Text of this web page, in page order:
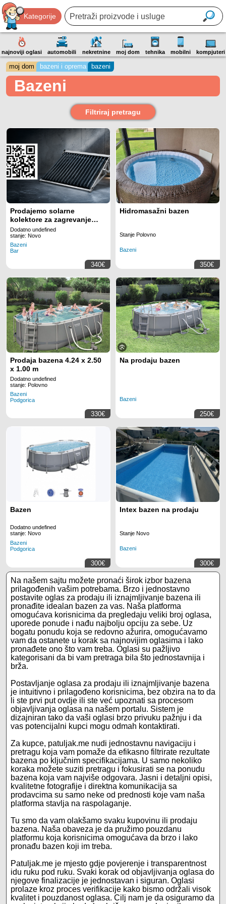
Kategorije
najnoviji oglasi automobili nekretnine moj dom tehnika mobilni kompjuteri
moj dom bazeni i oprema bazeni
Bazeni
Filtriraj pretragu
Prodajemo solarne
kolektore za zagrevanje
bazena 340 u Srbiji i Crnoj
Gori. POPUSTI I AKCIJE.
Dodatno undefined
stanje: Novo
Bazeni
Bar
340€
Hidromasažni bazen
Stanje Polovno
Bazeni
350€
Prodaja bazena 4.24 x 2.50
x 1.00 m
Dodatno undefined
stanje: Polovno
Bazeni
Podgorica
330€
Na prodaju bazen
Bazeni
250€
Bazen
Dodatno undefined
stanje: Novo
Bazeni
Podgorica
300€
Intex bazen na prodaju
Stanje Novo
Bazeni
300€
Na našem sajtu možete pronaći širok izbor bazena
prilagođenih vašim potrebama. Brzo i jednostavno
postavite oglas za prodaju ili iznajmljivanje bazena ili
pronađite idealan bazen za vas. Naša platforma
omogućava korisnicima da pregledaju veliki broj oglasa,
uporede ponude i nađu najbolju opciju za sebe. Uz
bogatu ponudu koja se redovno ažurira, omogućavamo
vam da ostanete u korak sa najnovijim oglasima i lako
pronađete ono što vam treba. Oglasi su pažljivo
kategorisani da bi vam pretraga bila što jednostavnija i
brža.
Postavljanje oglasa za prodaju ili iznajmljivanje bazena
je intuitivno i prilagođeno korisnicima, bez obzira na to da
li ste prvi put ovdje ili ste već upoznati sa procesom
objavljivanja oglasa na našem portalu. Sistem je
dizajniran tako da vaši oglasi brzo privuku pažnju i da
vas potencijalni kupci mogu odmah kontaktirati.
Za kupce, patuljak.me nudi jednostavnu navigaciju i
pretragu koja vam pomaže da efikasno filtrirate rezultate
bazena po ključnim specifikacijama. U samo nekoliko
koraka možete suziti pretragu i fokusirati se na ponudu
bazena koja vam najviše odgovara. Jasni i detaljni opisi,
kvalitetne fotografije i direktna komunikacija sa
prodavcima su samo neke od prednosti koje vam naša
platforma stavlja na raspolaganje.
Tu smo da vam olakšamo svaku kupovinu ili prodaju
bazena. Naša obaveza je da pružimo pouzdanu
platformu koja korisnicima omogućava da brzo i lako
pronađu bazen koji im treba.
Patuljak.me je mjesto gdje povjerenje i transparentnost
idu ruku pod ruku. Svaki korak od objavljivanja oglasa do
njegove finalizacije je jednostavan i siguran. Oglasi
prolaze kroz proces verifikacije kako bismo održali visok
kvalitet i pouzdanost oglasa. Cilj nam je da osiguramo da